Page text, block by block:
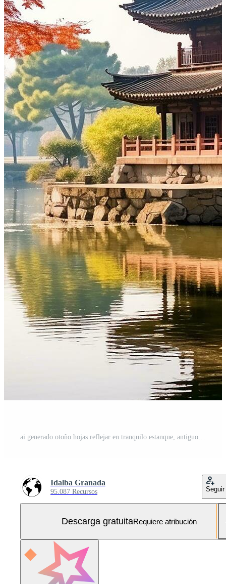
ai generado otoño hojas reflejar en tranquilo estanque, antiguo pagoda, generado por ai Foto Gratis
Idalba Granada
95.087 Recursos Seguir
Descarga gratuitaRequiere atribución